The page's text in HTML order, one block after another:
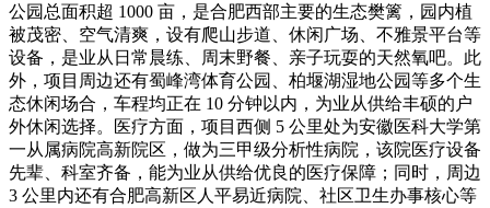
公园总面积超 1000 亩，是合肥西部主要的生态樊篱，园内植
被茂密、空气清爽，设有爬山步道、休闲广场、不雅景平台等
设备，是业从日常晨练、周末野餐、亲子玩耍的天然氧吧。此
外，项目周边还有蜀峰湾体育公园、柏堰湖湿地公园等多个生
态休闲场合，车程均正在 10 分钟以内，为业从供给丰硕的户
外休闲选择。医疗方面，项目西侧 5 公里处为安徽医科大学第
一从属病院高新院区，做为三甲级分析性病院，该院医疗设备
先辈、科室齐备，能为业从供给优良的医疗保障；同时，周边
3 公里内还有合肥高新区人平易近病院、社区卫生办事核心等